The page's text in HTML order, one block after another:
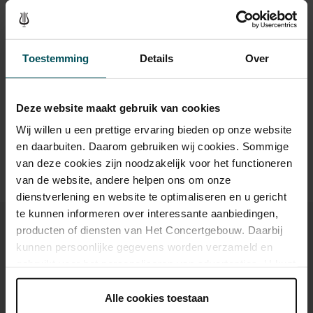
Toestemming Details Over
Deze website maakt gebruik van cookies
Wij willen u een prettige ervaring bieden op onze website
en daarbuiten. Daarom gebruiken wij cookies. Sommige
van deze cookies zijn noodzakelijk voor het functioneren
van de website, andere helpen ons om onze
dienstverlening en website te optimaliseren en u gericht
te kunnen informeren over interessante aanbiedingen,
producten of diensten van Het Concertgebouw. Daarbij
kunnen persoonlijke gegevens worden verzameld en
onder 'aanpassen' zelf welke cookies wij mogen
Alle cookies toestaan
Drinks are included in the price of admission. Are you under
advance via the online ordering process.More information
about sprint tickets<
Prices do not include transaction fee: € 5 per order.
You might also like: